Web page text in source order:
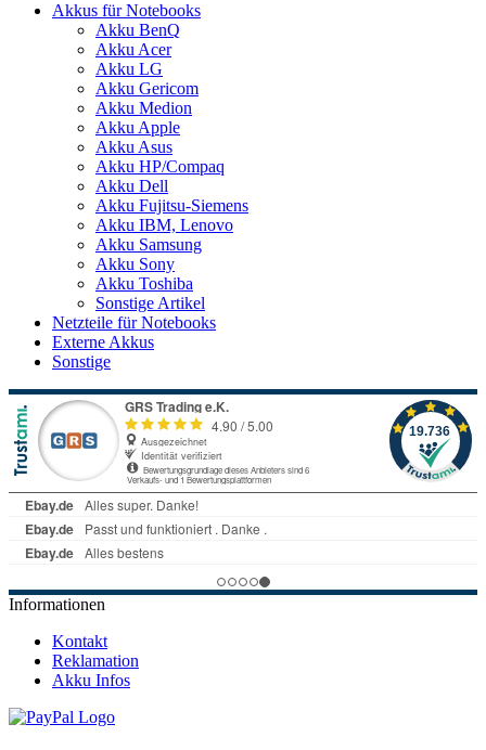
Akkus für Notebooks
Akku BenQ
Akku Acer
Akku LG
Akku Gericom
Akku Medion
Akku Apple
Akku Asus
Akku HP/Compaq
Akku Dell
Akku Fujitsu-Siemens
Akku IBM, Lenovo
Akku Samsung
Akku Sony
Akku Toshiba
Sonstige Artikel
Netzteile für Notebooks
Externe Akkus
Sonstige
Informationen
Kontakt
Reklamation
Akku Infos